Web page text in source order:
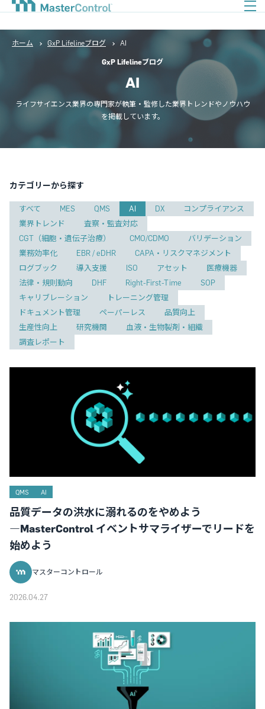
ホーム GxP Lifelineブログ AI
GxP Lifelineブログ
AI
ライフサイエンス業界の専門家が執筆・監修した業界トレンドやノウハウ
を掲載しています。
カテゴリーから探す
すべて MES QMS AI DX
コンプライアンス
業界トレンド
査察・監査対応
CGT（細胞・遺伝子治療）
CMO/CDMO
バリデーション
業務効率化
EBR / eDHR
CAPA・リスクマネジメント
ログブック
導入支援 ISO アセット
医療機器
法律・規則動向
DHF Right-First-Time
SOP
キャリブレーション
トレーニング管理
ドキュメント管理
ペーパーレス
品質向上
生産性向上
研究機関
血液・生物製剤・組織
調査レポート
QMS AI
品質データの洪水に溺れるのをやめよう
―MasterControl イベントサマライザーでリードを
始めよう
マスターコントロール
2026.04.27